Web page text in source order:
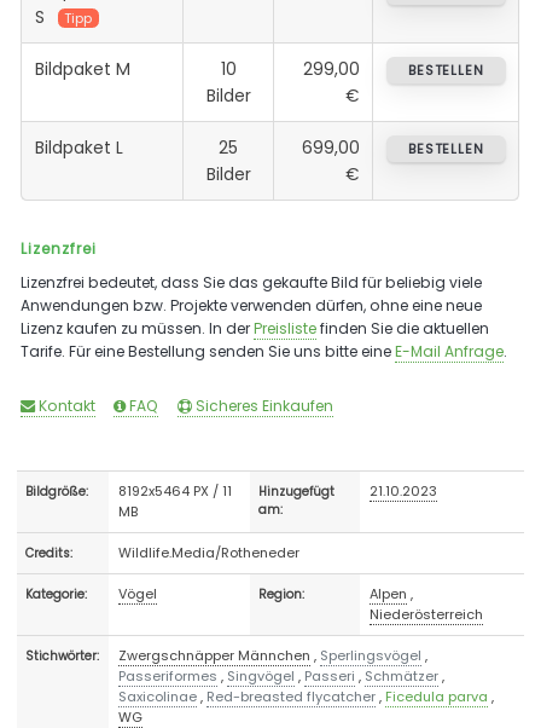
S
Tipp
Bildpaket M
10
Bilder
299,00
€
BESTELLEN
Bildpaket L
25
Bilder
699,00
€
BESTELLEN
Lizenzfrei
Lizenzfrei bedeutet, dass Sie das gekaufte Bild für beliebig viele
Anwendungen bzw. Projekte verwenden dürfen, ohne eine neue
Lizenz kaufen zu müssen. In derPreislistefinden Sie die aktuellen
Tarife. Für eine Bestellung senden Sie uns bitte eineE-Mail Anfrage.
Kontakt FAQ Sicheres Einkaufen
Bildgröße:
8192x5464 PX / 11
MB
Hinzugefügt
am:
21.10.2023
Credits: Wildlife.Media/Rotheneder
Kategorie: Vögel Region: Alpen ,
Niederösterreich
Stichwörter: Zwergschnäpper Männchen , Sperlingsvögel ,
Passeriformes , Singvögel , Passeri , Schmätzer,
Saxicolinae, Red-breasted flycatcher, Ficedula parva ,
WG